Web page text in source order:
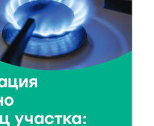
фестиваль «Калитка»